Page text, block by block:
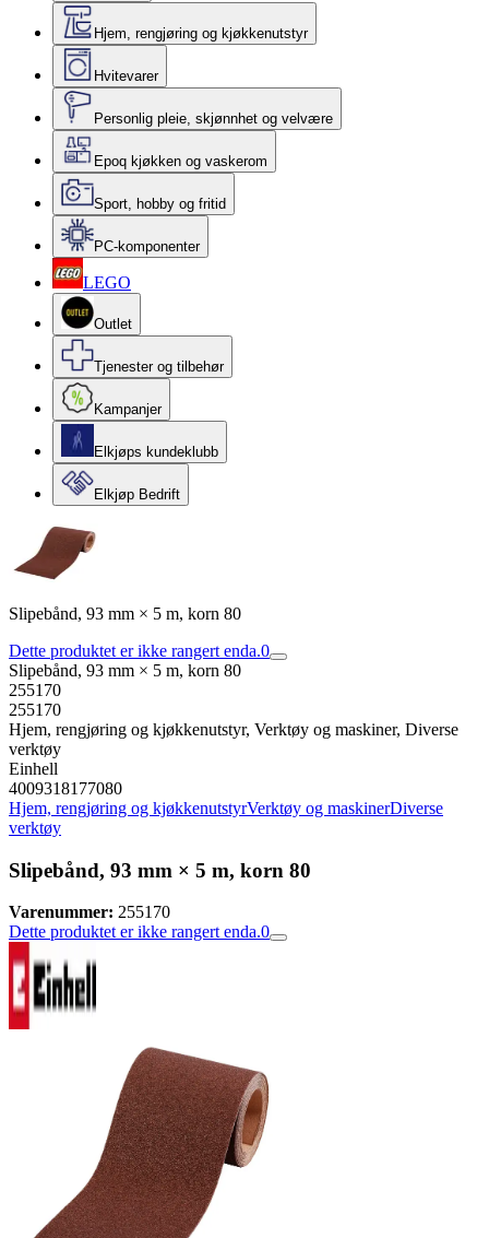
Hjem, rengjøring og kjøkkenutstyr
Hvitevarer
Personlig pleie, skjønnhet og velvære
Epoq kjøkken og vaskerom
Sport, hobby og fritid
PC-komponenter
LEGO
Outlet
Tjenester og tilbehør
Kampanjer
Elkjøps kundeklubb
Elkjøp Bedrift
Slipebånd, 93 mm × 5 m, korn 80
Dette produktet er ikke rangert enda.0
Slipebånd, 93 mm × 5 m, korn 80
255170
255170
Hjem, rengjøring og kjøkkenutstyr, Verktøy og maskiner, Diverse
verktøy
Einhell
4009318177080
Hjem, rengjøring og kjøkkenutstyrVerktøy og maskinerDiverse
verktøy
Slipebånd, 93 mm × 5 m, korn 80
Varenummer: 255170
Dette produktet er ikke rangert enda.0